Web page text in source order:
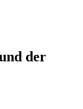
der